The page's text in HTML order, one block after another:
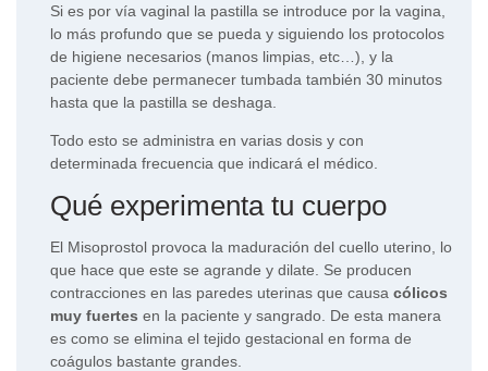
Si es por vía vaginal la pastilla se introduce por la vagina,
lo más profundo que se pueda y siguiendo los protocolos
de higiene necesarios (manos limpias, etc…), y la
paciente debe permanecer tumbada también 30 minutos
hasta que la pastilla se deshaga.
Todo esto se administra en varias dosis y con
determinada frecuencia que indicará el médico.
Qué experimenta tu cuerpo
El Misoprostol provoca la maduración del cuello uterino, lo
que hace que este se agrande y dilate. Se producen
contracciones en las paredes uterinas que causa cólicos
muy fuertes en la paciente y sangrado. De esta manera
es como se elimina el tejido gestacional en forma de
coágulos bastante grandes.